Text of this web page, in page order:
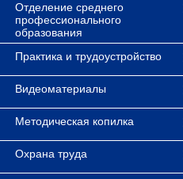
Отделение среднего
профессионального
образования
Практика и трудоустройство
Видеоматериалы
Методическая копилка
Охрана труда